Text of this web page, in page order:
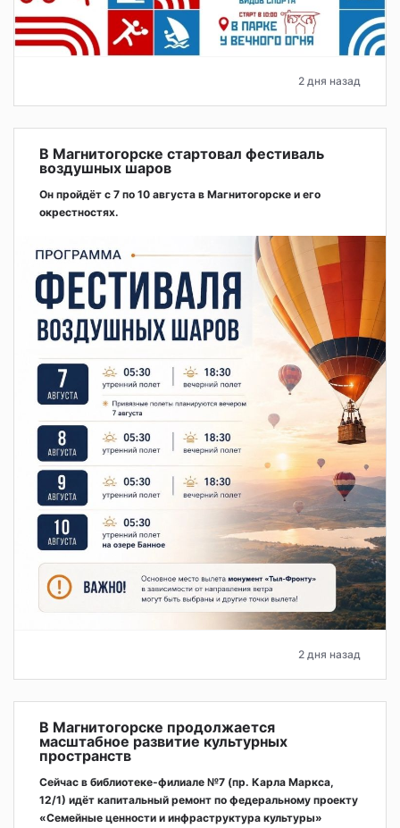
2 дня назад
В Магнитогорске стартовал фестиваль
воздушных шаров
Он пройдёт с 7 по 10 августа в Магнитогорске и его
окрестностях.
2 дня назад
В Магнитогорске продолжается
масштабное развитие культурных
пространств
Сейчас в библиотеке-филиале №7 (пр. Карла Маркса,
12/1) идёт капитальный ремонт по федеральному проекту
«Семейные ценности и инфраструктура культуры»